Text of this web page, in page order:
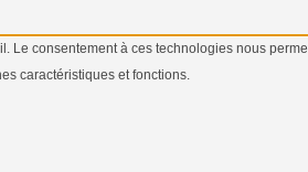
consentement à ces technologies nous
caractéristiques et fonctions.